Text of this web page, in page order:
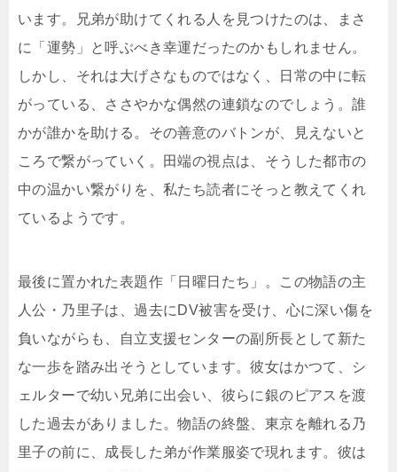
います。兄弟が助けてくれる人を見つけたのは、まさ
に「運勢」と呼ぶべき幸運だったのかもしれません。
しかし、それは大げさなものではなく、日常の中に転
がっている、ささやかな偶然の連鎖なのでしょう。誰
かが誰かを助ける。その善意のバトンが、見えないと
ころで繋がっていく。田端の視点は、そうした都市の
中の温かい繋がりを、私たち読者にそっと教えてくれ
ているようです。
最後に置かれた表題作「日曜日たち」。この物語の主
人公・乃里子は、過去にDV被害を受け、心に深い傷を
負いながらも、自立支援センターの副所長として新た
な一歩を踏み出そうとしています。彼女はかつて、シ
ェルターで幼い兄弟に出会い、彼らに銀のピアスを渡
した過去がありました。物語の終盤、東京を離れる乃
里子の前に、成長した弟が作業服姿で現れます。彼は